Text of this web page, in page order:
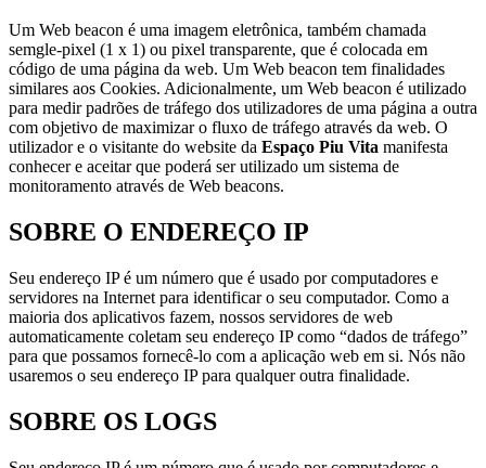
Um Web beacon é uma imagem eletrônica, também chamada
semgle-pixel (1 x 1) ou pixel transparente, que é colocada em
código de uma página da web. Um Web beacon tem finalidades
similares aos Cookies. Adicionalmente, um Web beacon é utilizado
para medir padrões de tráfego dos utilizadores de uma página a outra
com objetivo de maximizar o fluxo de tráfego através da web. O
utilizador e o visitante do website da Espaço Piu Vita manifesta
conhecer e aceitar que poderá ser utilizado um sistema de
monitoramento através de Web beacons.
SOBRE O ENDEREÇO IP
Seu endereço IP é um número que é usado por computadores e
servidores na Internet para identificar o seu computador. Como a
maioria dos aplicativos fazem, nossos servidores de web
automaticamente coletam seu endereço IP como “dados de tráfego”
para que possamos fornecê-lo com a aplicação web em si. Nós não
usaremos o seu endereço IP para qualquer outra finalidade.
SOBRE OS LOGS